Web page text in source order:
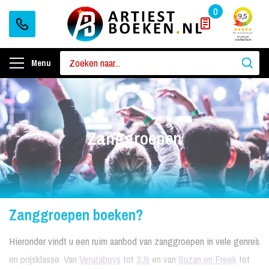
0
Menu
Zanggroepen
Zanggroepen boeken?
Hieronder vindt u een ruim aanbod van zanggroepen in vele genre`s
en prijsklasse. Van Vengaboys tot 3J`s en van Suzan en Freek tot